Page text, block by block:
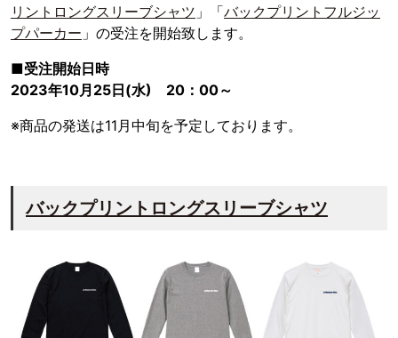
リントロングスリーブシャツ 」「バックプリントフルジッ
プパーカー 」の受注を開始致します。
■受注開始日時
2023年10月25日(水) 20：00～
※商品の発送は11月中旬を予定しております。
バックプリントロングスリーブシャツ